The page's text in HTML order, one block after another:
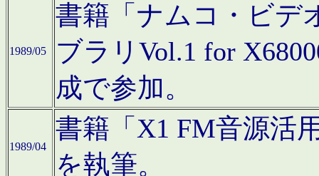
1989/05
書籍「ナムコ・ビデ
ブラリVol.1 for
成で参加。
1989/04
書籍「X1 FM音源活
を執筆。